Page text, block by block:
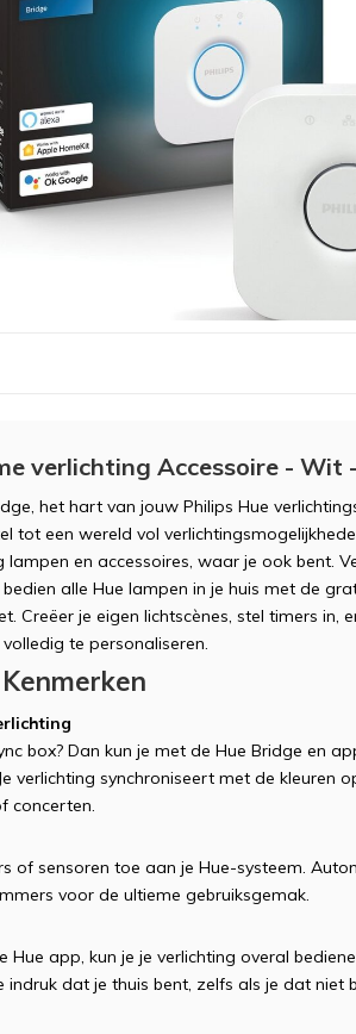
geselecteerde
zoekresultaat
te
gaan.
Als
u
aanraaktoetsen
kunt
u
verlichting Accessoire - Wit
het hart van jouw Philips Hue
tot een wereld vol
en accessoires, waar je ook bent.
alle Hue lampen in je huis met de
Creëer je eigen lichtscènes, stel timers in,
te personaliseren.
box? Dan kun je met de Hue Bridge en
verlichting synchroniseert met de kleuren
concerten.
of sensoren toe aan je Hue-systeem.
voor de ultieme gebruiksgemak.
app, kun je je verlichting overal
dat je thuis bent, zelfs als je dat niet